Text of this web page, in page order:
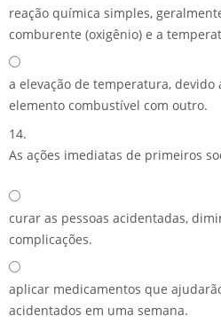
reação química simples,
comburente (oxigênio) e a
a elevação de temperatura, devido
elemento combustível com outro.
14.
As ações imediatas de primeiros
curar as pessoas acidentadas,
complicações.
aplicar medicamentos que
acidentados em uma semana.